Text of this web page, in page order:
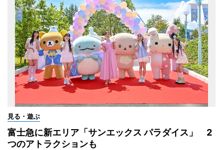
見る・遊ぶ
富士急に新エリア「サンエックス パラダイス」 2
つのアトラクションも